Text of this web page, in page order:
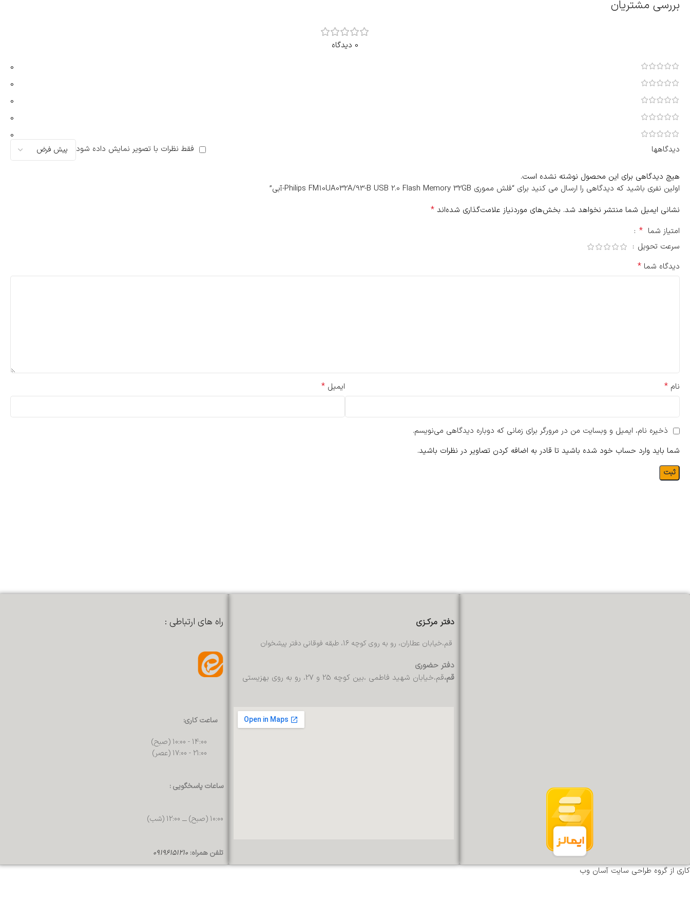
بررسی مشتریان
0 دیدگاه
0
0
0
0
0
دیدگاهها
فقط نظرات با تصویر نمایش داده شود
هیچ دیدگاهی برای این محصول نوشته نشده است.
اولین نفری باشید که دیدگاهی را ارسال می کنید برای “فلش مموری Philips FM10UA032A/93-B USB 2.0 Flash Memory 32GB-آبی”
نشانی ایمیل شما منتشر نخواهد شد. بخش‌های موردنیاز علامت‌گذاری شده‌اند *
امتیاز شما *
سرعت تحویل
دیدگاه شما *
نام * ایمیل *
ذخیره نام، ایمیل و وبسایت من در مرورگر برای زمانی که دوباره دیدگاهی می‌نویسم.
شما باید وارد حساب خود شده باشید تا قادر به اضافه کردن تصاویر در نظرات باشید.
دفتر مرکـزی
قم،خیابان عطاران، رو به روی کوچه 16، طبقه فوقانی دفتر پیشخوان
دفتر حضوری
قم،قم،خیابان شهید فاطمی ،بین کوچه 25 و 27، رو به روی بهزیستی
راه های ارتباطی :
ساعت کاری:
ساعات پاسخگویی :
10:00 (صبح) ـــ 12:00 (شب)
تلفن همراه: 09196151210
کاری از گروه طراحی سایت آسان وب